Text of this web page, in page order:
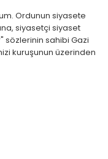
Ordunun siyasete
siyasetçi siyaset
sahibi Gazi
kuruşunun üzerinden